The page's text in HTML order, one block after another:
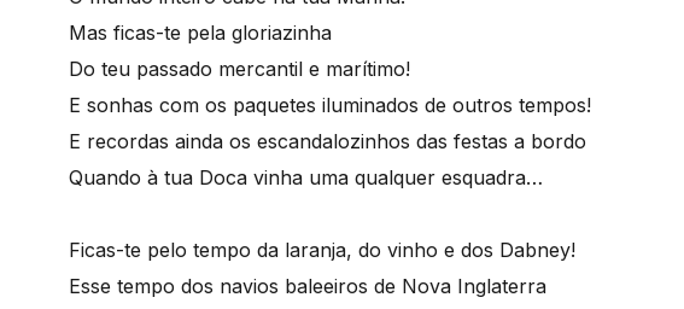
Mas ficas-te pela gloriazinha
Do teu passado mercantil e marítimo!
E sonhas com os paquetes iluminados de outros tempos!
E recordas ainda os escandalozinhos das festas a bordo
Quando à tua Doca vinha uma qualquer esquadra…
Ficas-te pelo tempo da laranja, do vinho e dos Dabney!
Esse tempo dos navios baleeiros de Nova Inglaterra